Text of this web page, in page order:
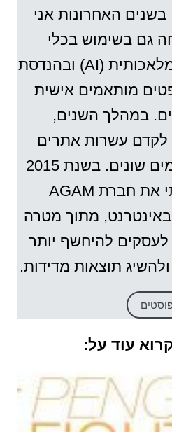
בשנים האחרונות אני
גם בשימוש בכלי
בינה מלאכותית (AI) ובהנדסת
מותאמים אישית
במהלך השנים,
לקדם עשרות אתרים
בתחומים שונים. בשנת 2015
הקמתי את חברת AGAM
באינטרנט, מתוך מטרה
לעסקים להיחשף יותר
ולהשיג תוצאות מדידות.
עוד על: